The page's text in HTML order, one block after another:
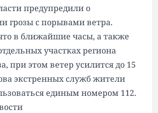
предупредили о
грозы с порывами ветра.
в ближайшие часы, а также
участках региона
при этом ветер усилится до 15
экстренных служб жители
единым номером 112.